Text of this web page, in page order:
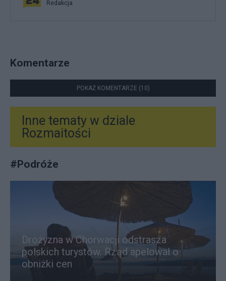
Redakcja
Komentarze
POKAŻ KOMENTARZE (10)
Inne tematy w dziale
Rozmaitości
#Podróże
Drożyzna w Chorwacji odstrasza
polskich turystów. Rząd apelował o
obniżki cen